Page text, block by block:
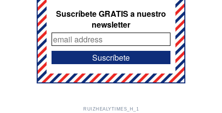
Suscríbete GRATIS a nuestro
newsletter
RUIZHEALYTIMES_H_1